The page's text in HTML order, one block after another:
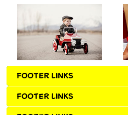
FOOTER LINKS
FOOTER LINKS